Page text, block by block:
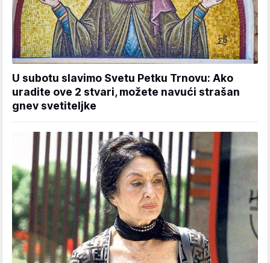
U subotu slavimo Svetu Petku Trnovu: Ako
uradite ove 2 stvari, možete navući strašan
gnev svetiteljke